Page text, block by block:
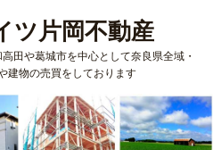
ツ片岡不動産
田や葛城市を中心として奈良県全域・
建物の売買をしております